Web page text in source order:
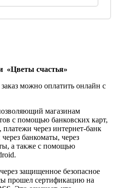
«Цветы счастья»
можно оплатить онлайн с
магазинам
с помощью банковских карт,
через интернет-банк
банкоматы, через
а также с помощью
защищенное безопасное
прошел сертификацию на